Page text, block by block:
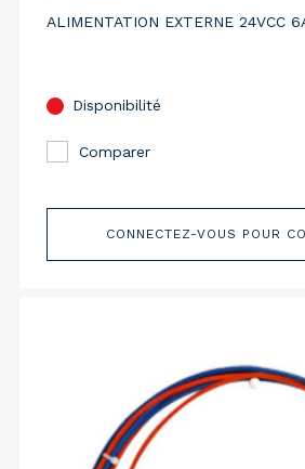
ALIMENTATION EXTERNE 24VCC
Disponibilité
Comparer
CONNECTEZ-VOUS POUR